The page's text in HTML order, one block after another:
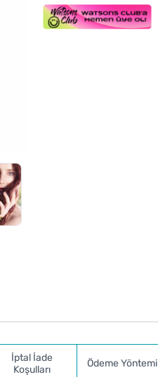
İptal İade
Koşulları
Ödeme Yöntemi